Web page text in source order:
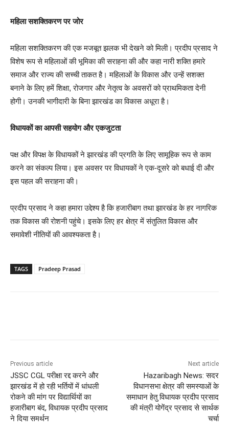
महिला सशक्तिकरण पर जोर
महिला सशक्तिकरण की एक मजबूत झलक भी देखने को मिली। प्रदीप प्रसाद ने
विशेष रूप से महिलाओं की भूमिका की सराहना की और कहा नारी शक्ति हमारे
समाज और राज्य की सच्ची ताकत है। महिलाओं के विकास और उन्हें सशक्त
बनाने के लिए हमें शिक्षा, रोजगार और नेतृत्व के अवसरों को प्राथमिकता देनी
होगी। उनकी भागीदारी के बिना झारखंड का विकास अधूरा है।
विधायकों का आपसी सहयोग और एकजुटता
पक्ष और विपक्ष के विधायकों ने झारखंड की प्रगति के लिए सामूहिक रूप से काम
करने का संकल्प लिया। इस अवसर पर विधायकों ने एक-दूसरे को बधाई दी और
इस पहल की सराहना की।
प्रदीप प्रसाद ने कहा हमारा उद्देश्य है कि हजारीबाग तथा झारखंड के हर नागरिक
तक विकास की रोशनी पहुंचे। इसके लिए हर क्षेत्र में संतुलित विकास और
समावेशी नीतियों की आवश्यकता है।
TAGS Pradeep Prasad
Previous article
JSSC CGL परीक्षा रद्द करने और
झारखंड में हो रही भर्तियों में धांधली
रोकने की मांग पर विद्यार्थियों का
हजारीबाग बंद, विधायक प्रदीप प्रसाद
ने दिया समर्थन
Next article
Hazaribagh News: सदर
विधानसभा क्षेत्र की समस्याओं के
समाधान हेतु विधायक प्रदीप प्रसाद
की मंत्री योगेंद्र प्रसाद से सार्थक
चर्चा